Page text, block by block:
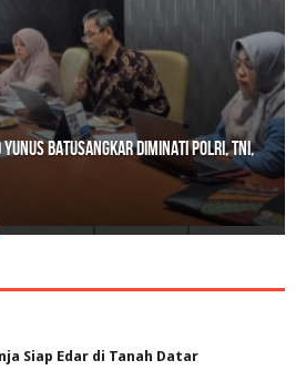
Yunus Batusangkar Diminati Polri, TNI,
Siap Edar di Tanah Datar